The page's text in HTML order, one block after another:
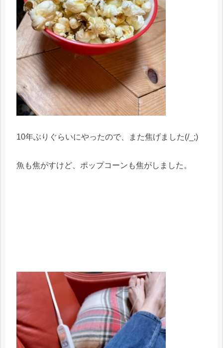
10年ぶりぐらいにやったので、また焦げました(/_;)
魚も焦がすけど、ポップコーンも焦がしました。